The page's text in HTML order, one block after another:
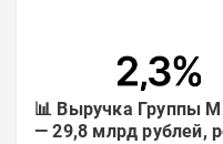
📊 Выручка Группы
— 29,8 млрд рублей,